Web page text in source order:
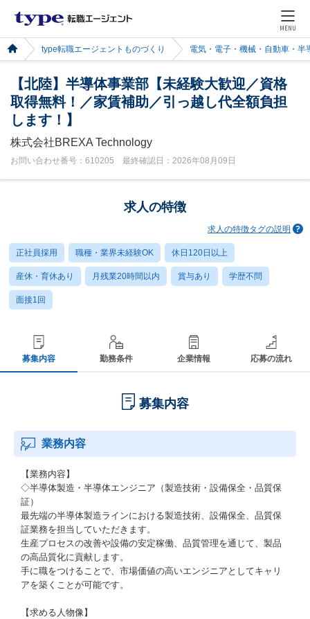
MENU
type転職エージェントものづくり 電気・電子・機械・自動車・半
【北陸】半導体事業部【未経験大歓迎／資格
取得無料！／家賃補助／引っ越し代全額負担
します！】
株式会社BREXA Technology
お問い合わせ番号：610205 最終確認日：2026年08月09日
求人の特徴
求人の特徴タグの説明
正社員採用 職種・業界未経験OK 休日120日以上
産休・育休あり 月残業20時間以内 賞与あり 学歴不問
面接1回
募集内容 勤務条件 企業情報 応募の流れ
募集内容
業務内容
【業務内容】
◇半導体製造・半導体エンジニア（製造技術・設備保全・品質保
証）
最先端の半導体製造ラインにおける製造技術、設備保全、品質保
証業務を担当していただきます。
生産プロセスの改善や設備の安定稼働、品質管理を通じて、製品
の高品質化に貢献します。
手に職をつけることで、市場価値の高いエンジニアとしてキャリ
アを築くことが可能です。
【求める人物像】